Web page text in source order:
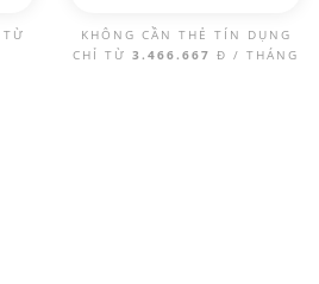
KHÔNG CẦN THẺ TÍN DỤNG
CHỈ TỪ 3.466.667 Đ / THÁNG